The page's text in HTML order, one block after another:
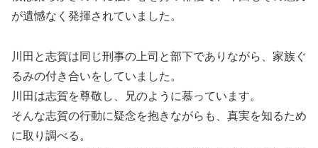
が遺憾なく発揮されていました。
川田と志賀は同じ刑事の上司と部下でありながら、家族ぐ
るみの付き合いをしていました。
川田は志賀を尊敬し、兄のように慕っています。
そんな志賀の行動に疑念を抱きながらも、真実を知るため
に取り調べる。